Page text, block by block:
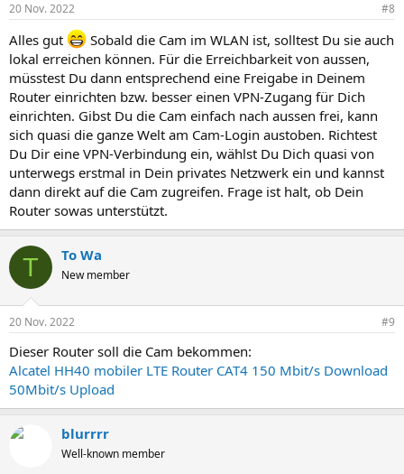
e
:
20 Nov. 2022 #8
Alles gut
Sobald die Cam im WLAN ist, solltest Du sie auch
lokal erreichen können. Für die Erreichbarkeit von aussen,
müsstest Du dann entsprechend eine Freigabe in Deinem
Router einrichten bzw. besser einen VPN-Zugang für Dich
einrichten. Gibst Du die Cam einfach nach aussen frei, kann
sich quasi die ganze Welt am Cam-Login austoben. Richtest
Du Dir eine VPN-Verbindung ein, wählst Du Dich quasi von
unterwegs erstmal in Dein privates Netzwerk ein und kannst
dann direkt auf die Cam zugreifen. Frage ist halt, ob Dein
Router sowas unterstützt.
T To Wa
New member
20 Nov. 2022 #9
Dieser Router soll die Cam bekommen:
Alcatel HH40 mobiler LTE Router CAT4 150 Mbit/s Download
50Mbit/s Upload
blurrrr
Well-known member